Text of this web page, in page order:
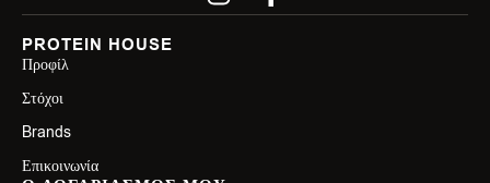
PROTEIN HOUSE
Προφίλ
Στόχοι
Brands
Επικοινωνία